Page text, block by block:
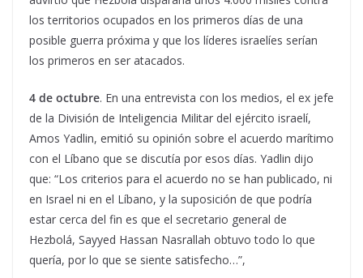
los territorios ocupados en los primeros días de una
posible guerra próxima y que los líderes israelíes serían
los primeros en ser atacados.
4 de octubre. En una entrevista con los medios, el ex jefe
de la División de Inteligencia Militar del ejército israelí,
Amos Yadlin, emitió su opinión sobre el acuerdo marítimo
con el Líbano que se discutía por esos días. Yadlin dijo
que: “Los criterios para el acuerdo no se han publicado, ni
en Israel ni en el Líbano, y la suposición de que podría
estar cerca del fin es que el secretario general de
Hezbolá, Sayyed Hassan Nasrallah obtuvo todo lo que
quería, por lo que se siente satisfecho…”,